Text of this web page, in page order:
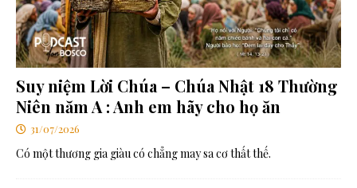
Suy niệm Lời Chúa – Chúa Nhật 18 Thường
Niên năm A : Anh em hãy cho họ ăn
31/07/2026
Có một thương gia giàu có chẳng may sa cơ thất thế.